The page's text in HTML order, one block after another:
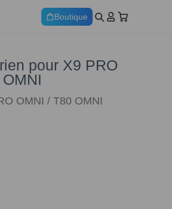
Boutique
pour X9 PRO
OMNI / T80 OMNI